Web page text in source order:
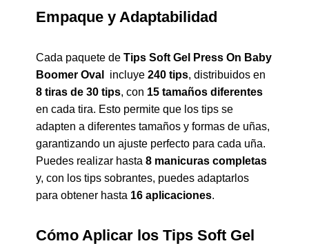
Empaque y Adaptabilidad
Cada paquete de Tips Soft Gel Press On Baby
Boomer Oval
incluye 240 tips, distribuidos en
8 tiras de 30 tips, con 15 tamaños diferentes
en cada tira. Esto permite que los tips se
adapten a diferentes tamaños y formas de uñas,
garantizando un ajuste perfecto para cada uña.
Puedes realizar hasta 8 manicuras completas
y, con los tips sobrantes, puedes adaptarlos
para obtener hasta 16 aplicaciones.
Cómo Aplicar los Tips Soft Gel